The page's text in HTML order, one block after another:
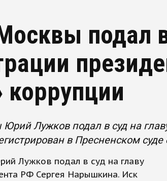
подал
коррупции
Лужков подал в суд на
в Пресненском суде
Лужков подал в суд на главу
РФ Сергея Нарышкина. Иск